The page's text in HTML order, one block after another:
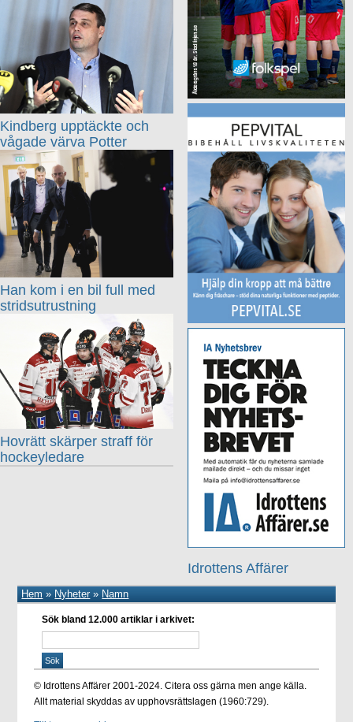
Idrottens Affärer
Kindberg upptäckte och
vågade värva Potter
Han kom i en bil full med
stridsutrustning
Hovrätt skärper straff för
hockeyledare
Hem » Nyheter» Namn
Sök bland 12.000 artiklar i arkivet:
© Idrottens Affärer 2001-2024. Citera oss gärna men ange källa.
Allt material skyddas av upphovsrättslagen (1960:729).